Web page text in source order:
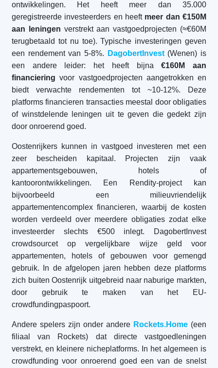
ontwikkelingen. Het heeft meer dan 35.000
geregistreerde investeerders en heeft meer dan €150M
aan leningen verstrekt aan vastgoedprojecten (≈€60M
terugbetaald tot nu toe). Typische investeringen geven
een rendement van 5-8%.
DagobertInvest(Wenen) is
een andere leider: het heeft bijna€160M aan
financiering voor vastgoedprojecten aangetrokken en
biedt verwachte rendementen tot ~10-12%. Deze
platforms financieren transacties meestal door obligaties
of winstdelende leningen uit te geven die gedekt zijn
door onroerend goed.
Oostenrijkers kunnen in vastgoed investeren met een
zeer bescheiden kapitaal. Projecten zijn vaak
appartementsgebouwen, hotels of
kantoorontwikkelingen. Een Rendity-project kan
bijvoorbeeld een milieuvriendelijk
appartementencomplex financieren, waarbij de kosten
worden verdeeld over meerdere obligaties zodat elke
investeerder slechts €500 inlegt. DagobertInvest
crowdsourcet op vergelijkbare wijze geld voor
appartementen, hotels of gebouwen voor gemengd
gebruik. In de afgelopen jaren hebben deze platforms
zich buiten Oostenrijk uitgebreid naar naburige markten,
door gebruik te maken van het EU-
crowdfundingpaspoort.
Andere spelers zijn onder andere Rockets.Home (een
filiaal van Rockets) dat directe vastgoedleningen
verstrekt, en kleinere nicheplatforms. In het algemeen is
crowdfunding voor onroerend goed een van de snelst